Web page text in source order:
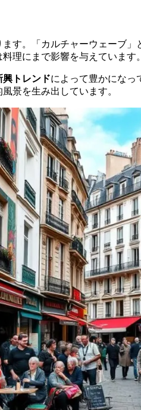
す。「カルチャーウェーブ
理にまで影響を与えています。
興トレンドによって豊かになっ
景を生み出しています。